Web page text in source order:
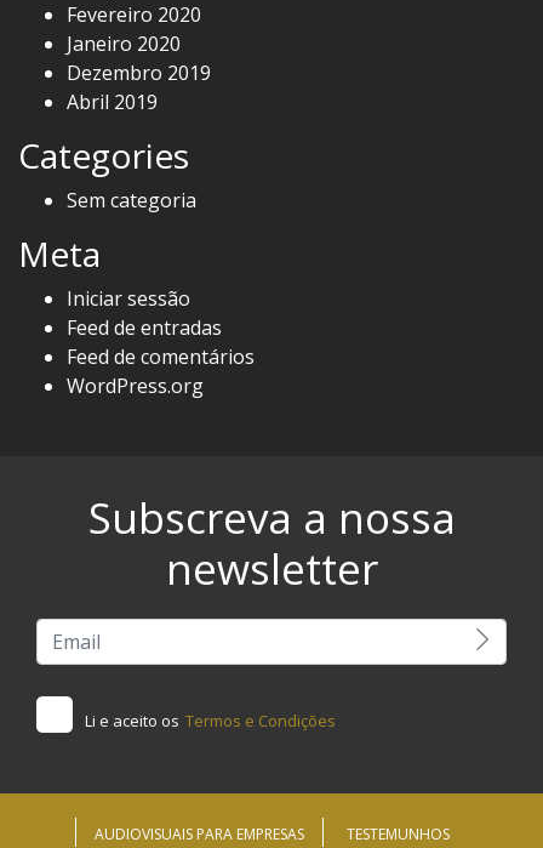
Fevereiro 2020
Janeiro 2020
Dezembro 2019
Abril 2019
Categories
Sem categoria
Meta
Iniciar sessão
Feed de entradas
Feed de comentários
WordPress.org
Subscreva a nossa
newsletter
Li e aceito os Termos e Condições
AUDIOVISUAIS PARA EMPRESAS TESTEMUNHOS